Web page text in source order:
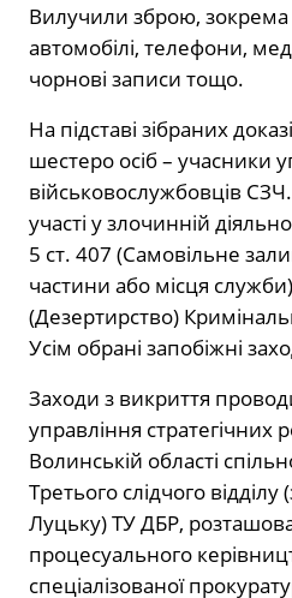
Вилучили зброю, зокрема
автомобілі, телефони,
чорнові записи тощо.
На підставі зібраних
шестеро осіб – учасники
військовослужбовців СЗЧ.
участі у злочинній
5 ст. 407 (Самовільне
частини або місця
(Дезертирство)
Усім обрані запобіжні
Заходи з викриття
управління стратегічних
Волинській області
Третього слідчого
Луцьку) ТУ ДБР,
процесуального
спеціалізованої